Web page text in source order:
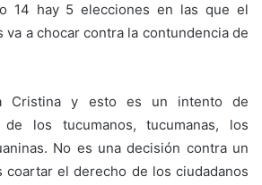
14 hay 5 elecciones en las que el
va a chocar contra la contundencia de
Cristina y esto es un intento de
los tucumanos, tucumanas, los
No es una decisión contra un
coartar el derecho de los ciudadanos